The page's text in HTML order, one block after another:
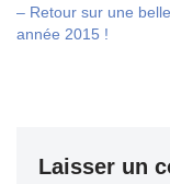
– Retour sur une belle
année 2015 !
Laisser un